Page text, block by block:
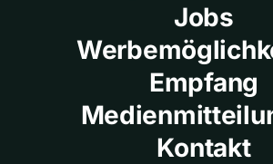
Jobs
Empfang
Kontakt